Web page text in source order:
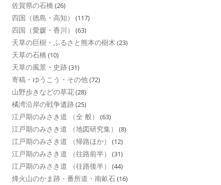
佐賀県の石橋 (26)
四国（徳島・高知） (117)
四国（愛媛・香川） (63)
天草の巨樹・ふるさと熊本の樹木 (23)
天草の石橋 (10)
天草の風景・史跡(31)
寄稿・ゆうこう・その他(72)
山野歩きなどの草花(28)
橘湾沿岸の戦争遺跡(25)
江戸期のみさき道 （全 般） (63)
江戸期のみさき道 （地図研究集） (8)
江戸期のみさき道 （帰路ほか） (12)
江戸期のみさき道 （往路前半） (31)
江戸期のみさき道 （往路後半） (44)
烽火山のかま跡・番所道・南畝石(16)